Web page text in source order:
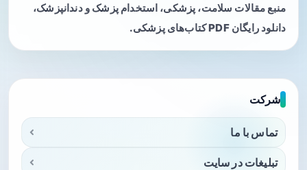
منبع مقالات سلامت، پزشکی، استخدام پزشک و دندانپزشک،
دانلود رایگان PDF کتاب‌های پزشکی.
شرکت
تماس با ما
تبلیغات در سایت